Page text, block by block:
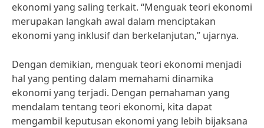
ekonomi yang saling terkait. “Menguak teori ekonomi
merupakan langkah awal dalam menciptakan
ekonomi yang inklusif dan berkelanjutan,” ujarnya.
Dengan demikian, menguak teori ekonomi menjadi
hal yang penting dalam memahami dinamika
ekonomi yang terjadi. Dengan pemahaman yang
mendalam tentang teori ekonomi, kita dapat
mengambil keputusan ekonomi yang lebih bijaksana